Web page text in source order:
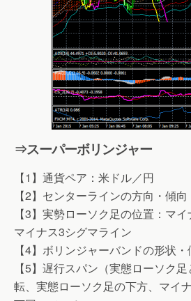
⇒スーパーボリンジャー
【1】通貨ペア：米ドル／円
【2】センターラインの方向・傾
【3】実勢ローソク足の位置：マ
マイナス3シグマライン
【4】ボリンジャーバンドの形状
【5】遅行スパン（実態ローソク
転、実態ローソク足の下方、マイ